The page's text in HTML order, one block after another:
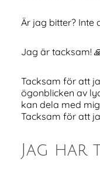
Är jag bitter? Inte
Jag är tacksam!
Tacksam för att
ögonblicken av
kan dela med
Tacksam för att
Jag har